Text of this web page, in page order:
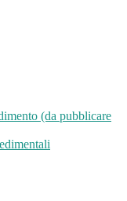
(da pubblicare